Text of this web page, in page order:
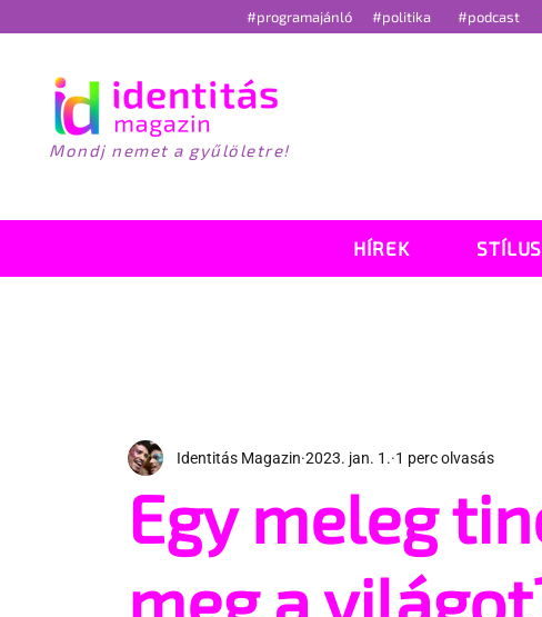
#programajánló #politika #podcast
Mondj nemet a gyűlöletre!
HÍREK STÍLUS
Egy meleg
meg a
Identitás Magazin 2023. jan. 1. 1 perc olvasás